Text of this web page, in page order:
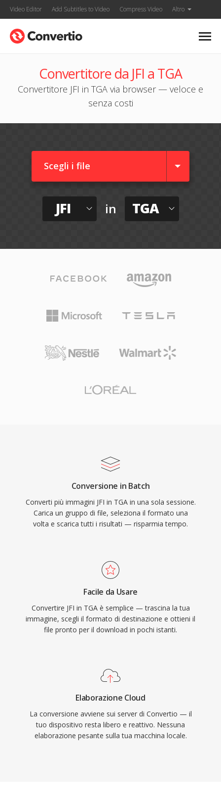
Video Editor Add Subtitles to Video Compress Video Altro
Convertitore da JFI a TGA
Convertitore JFI in TGA via browser — veloce e
senza costi
Scegli i file
JFI in TGA
Conversione in Batch
Converti più immagini JFI in TGA in una sola sessione.
Carica un gruppo di file, seleziona il formato una
volta e scarica tutti i risultati — risparmia tempo.
Facile da Usare
Convertire JFI in TGA è semplice — trascina la tua
immagine, scegli il formato di destinazione e ottieni il
file pronto per il download in pochi istanti.
Elaborazione Cloud
La conversione avviene sui server di Convertio — il
tuo dispositivo resta libero e reattivo. Nessuna
elaborazione pesante sulla tua macchina locale.